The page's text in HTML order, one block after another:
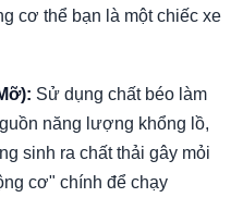
cơ thể bạn là một chiếc xe
Sử dụng chất béo làm
năng lượng khổng lồ,
sinh ra chất thải gây mỏi
cơ" chính để chạy